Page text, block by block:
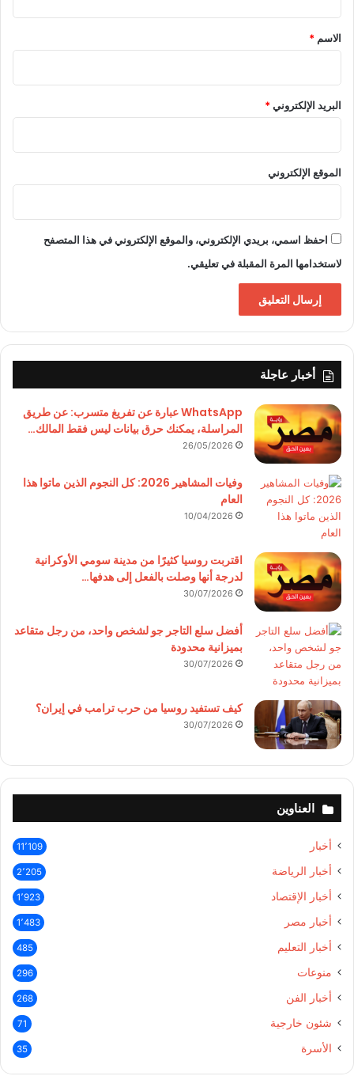
*
الاسم *
البريد الإلكتروني*
الموقع الإلكتروني
احفظ اسمي، بريدي الإلكتروني، والموقع الإلكتروني في هذا المتصفح
لاستخدامها المرة المقبلة في تعليقي.
أخبار عاجلة
WhatsApp عبارة عن تفريغ متسرب: عن طريق
المراسلة، يمكنك حرق بيانات ليس فقط المالك…
26/05/2026
وفيات المشاهير 2026: كل النجوم الذين ماتوا هذا
العام
10/04/2026
اقتربت روسيا كثيرًا من مدينة سومي الأوكرانية
لدرجة أنها وصلت بالفعل إلى هدفها…
30/07/2026
أفضل سلع التاجر جو لشخص واحد، من رجل متقاعد
بميزانية محدودة
30/07/2026
كيف تستفيد روسيا من حرب ترامب في إيران؟
30/07/2026
العناوين
أخبار 11٬109
أخبار الرياضة 2٬205
أخبار الإقتصاد 1٬923
أخبار مصر 1٬483
أخبار التعليم 485
منوعات 296
أخبار الفن 268
شئون خارجية 71
الأسرة 35